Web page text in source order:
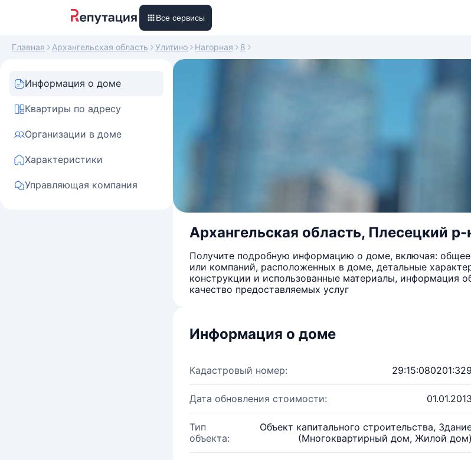
Все сервисы
Главная Архангельская область Улитино Нагорная 8
Информация о доме
Квартиры по адресу
Организации в доме
Характеристики
Управляющая компания
Архангельская область, Плесецкий
Получите подробную информацию о доме, включая: общее
или компаний, расположенных в доме, детальные
конструкции и использованные материалы, информация
качество предоставляемых услуг
Информация о доме
Кадастровый номер: 29:15:080201:329
Дата обновления стоимости: 01.01.2013
Тип
объекта:
Объект капитального строительства,
(Многоквартирный дом, Жилой дом)